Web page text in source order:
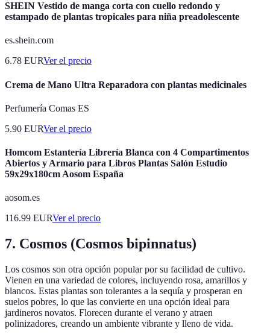
SHEIN Vestido de manga corta con cuello redondo y
estampado de plantas tropicales para niña preadolescente
es.shein.com
6.78 EURVer el precio
Crema de Mano Ultra Reparadora con plantas medicinales
Perfumería Comas ES
5.90 EURVer el precio
Homcom Estantería Librería Blanca con 4 Compartimentos
Abiertos y Armario para Libros Plantas Salón Estudio
59x29x180cm Aosom España
aosom.es
116.99 EURVer el precio
7. Cosmos (Cosmos bipinnatus)
Los cosmos son otra opción popular por su facilidad de cultivo.
Vienen en una variedad de colores, incluyendo rosa, amarillos y
blancos. Estas plantas son tolerantes a la sequía y prosperan en
suelos pobres, lo que las convierte en una opción ideal para
jardineros novatos. Florecen durante el verano y atraen
polinizadores, creando un ambiente vibrante y lleno de vida.